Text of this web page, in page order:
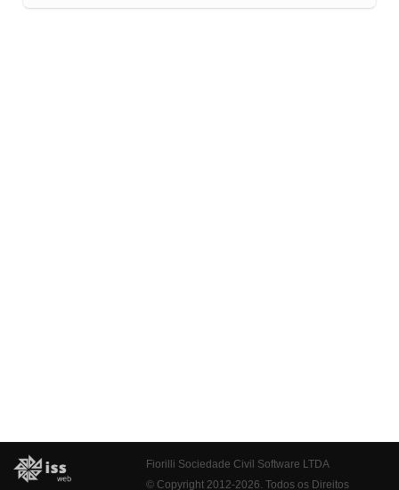
Fiorilli Sociedade Civil Software LTDA
© Copyright 2012-2026. Todos os Direitos